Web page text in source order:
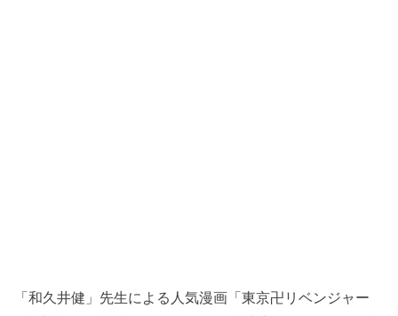
「和久井健」先生による人気漫画「東京卍リベンジャー